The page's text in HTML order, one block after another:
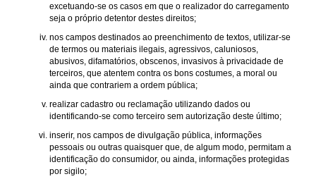
excetuando-se os casos em que o realizador do carregamento
seja o próprio detentor destes direitos;
nos campos destinados ao preenchimento de textos, utilizar-se
de termos ou materiais ilegais, agressivos, caluniosos,
abusivos, difamatórios, obscenos, invasivos à privacidade de
terceiros, que atentem contra os bons costumes, a moral ou
ainda que contrariem a ordem pública;
realizar cadastro ou reclamação utilizando dados ou
identificando-se como terceiro sem autorização deste último;
inserir, nos campos de divulgação pública, informações
pessoais ou outras quaisquer que, de algum modo, permitam a
identificação do consumidor, ou ainda, informações protegidas
por sigilo;